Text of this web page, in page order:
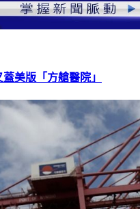
美版「方艙醫院」